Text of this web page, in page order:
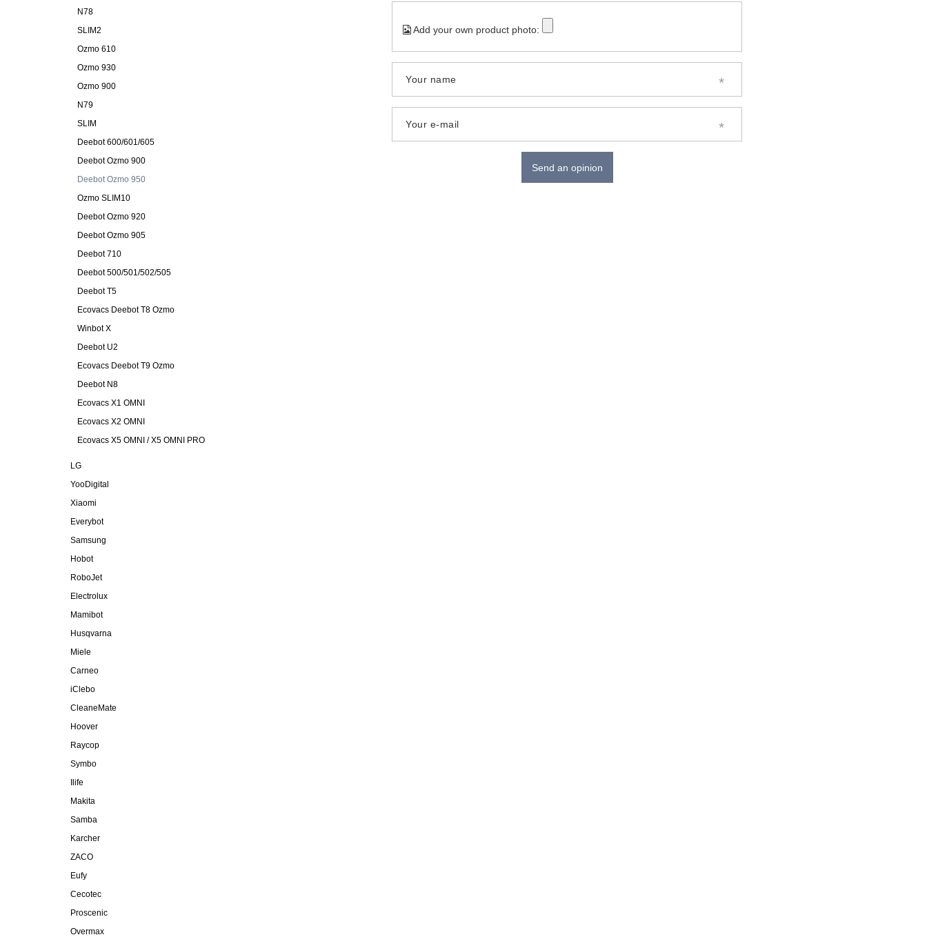
N78
SLIM2
Ozmo 610
Ozmo 930
Ozmo 900
N79
SLIM
Deebot 600/601/605
Deebot Ozmo 900
Deebot Ozmo 950
Ozmo SLIM10
Deebot Ozmo 920
Deebot Ozmo 905
Deebot 710
Deebot 500/501/502/505
Deebot T5
Ecovacs Deebot T8 Ozmo
Winbot X
Deebot U2
Ecovacs Deebot T9 Ozmo
Deebot N8
Ecovacs X1 OMNI
Ecovacs X2 OMNI
Ecovacs X5 OMNI / X5 OMNI PRO
LG
YooDigital
Xiaomi
Everybot
Samsung
Hobot
RoboJet
Electrolux
Mamibot
Husqvarna
Miele
Carneo
iClebo
CleaneMate
Hoover
Raycop
Symbo
Ilife
Makita
Samba
Karcher
ZACO
Eufy
Cecotec
Proscenic
Overmax
Add your own product photo:
Your name
Your e-mail
Send an opinion